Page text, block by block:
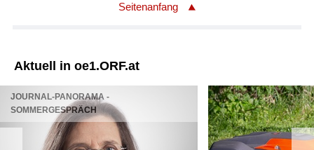
Seitenanfang
Aktuell in oe1.ORF.at
JOURNAL-PANORAMA -
SOMMERGESPRÄCH